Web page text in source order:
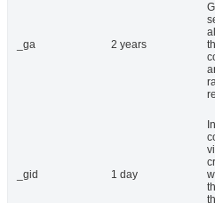
_ga 2 years
_gid 1 day